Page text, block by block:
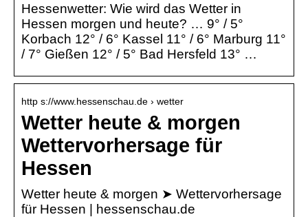
Hessenwetter: Wie wird das Wetter in
Hessen morgen und heute? … 9° / 5°
Korbach 12° / 6° Kassel 11° / 6° Marburg 11°
/ 7° Gießen 12° / 5° Bad Hersfeld 13° …
http s://www.hessenschau.de › wetter
Wetter heute & morgen
Wettervorhersage für
Hessen
Wetter heute & morgen ➤ Wettervorhersage
für Hessen | hessenschau.de